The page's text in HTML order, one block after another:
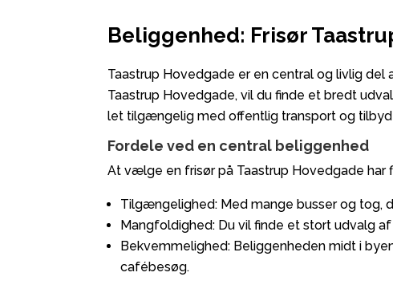
Beliggenhed: Frisør
Taastrup Hovedgade er en central og livlig
Taastrup Hovedgade, vil du finde et bredt
let tilgængelig med offentlig transport og
Fordele ved en central beliggenhed
At vælge en frisør på Taastrup Hovedgade har
Tilgængelighed: Med mange busser og tog,
Mangfoldighed: Du vil finde et stort udvalg
Bekvemmelighed: Beliggenheden midt i
cafébesøg.